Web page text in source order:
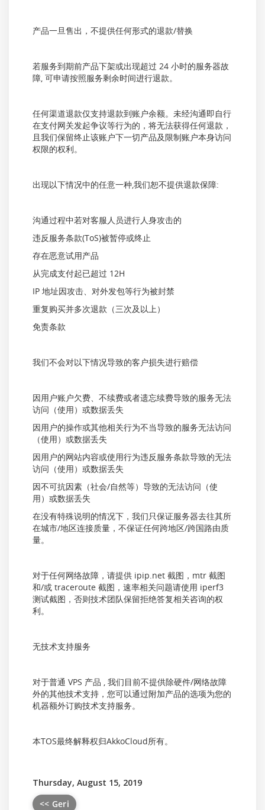
产品一旦售出，不提供任何形式的退款/替换
若服务到期前产品下架或出现超过 24 小时的服务器故
障, 可申请按照服务剩余时间进行退款。
任何渠道退款仅支持退款到账户余额。未经沟通即自行
在支付网关发起争议等行为的，将无法获得任何退款，
且我们保留终止该账户下一切产品及限制账户本身访问
权限的权利。
出现以下情况中的任意一种,我们恕不提供退款保障:
沟通过程中若对客服人员进行人身攻击的
违反服务条款(ToS)被暂停或终止
存在恶意试用产品
从完成支付起已超过 12H
IP 地址因攻击、对外发包等行为被封禁
重复购买并多次退款（三次及以上）
免责条款
我们不会对以下情况导致的客户损失进行赔偿
因用户账户欠费、不续费或者遗忘续费导致的服务无法
访问（使用）或数据丢失
因用户的操作或其他相关行为不当导致的服务无法访问
（使用）或数据丢失
因用户的网站内容或使用行为违反服务条款导致的无法
访问（使用）或数据丢失
因不可抗因素（社会/自然等）导致的无法访问（使
用）或数据丢失
在没有特殊说明的情况下，我们只保证服务器去往其所
在城市/地区连接质量，不保证任何跨地区/跨国路由质
量。
对于任何网络故障，请提供 ipip.net 截图，mtr 截图
和/或 traceroute 截图，速率相关问题请使用 iperf3
测试截图，否则技术团队保留拒绝答复相关咨询的权
利。
无技术支持服务
对于普通 VPS 产品 , 我们目前不提供除硬件/网络故障
外的其他技术支持，您可以通过附加产品的选项为您的
机器额外订购技术支持服务。
本TOS最终解释权归AkkoCloud所有。
Thursday, August 15, 2019
<< Geri